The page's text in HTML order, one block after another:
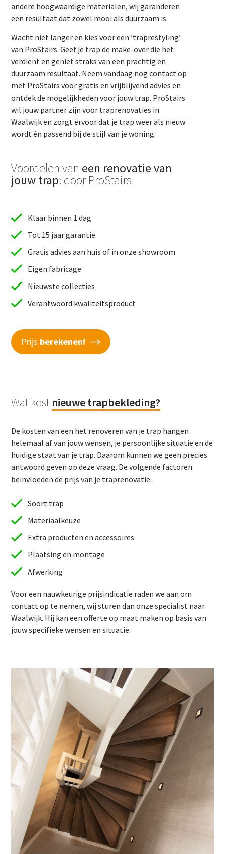
andere hoogwaardige materialen, wij garanderen
een resultaat dat zowel mooi als duurzaam is.
Wacht niet langer en kies voor een ’traprestyling’
van ProStairs. Geef je trap de make-over die het
verdient en geniet straks van een prachtig en
duurzaam resultaat. Neem vandaag nog contact op
met ProStairs voor gratis en vrijblijvend advies en
ontdek de mogelijkheden voor jouw trap. ProStairs
wil jouw partner zijn voor traprenovaties in
Waalwijk en zorgt ervoor dat je trap weer als nieuw
wordt én passend bij de stijl van je woning.
Voordelen van een renovatie van
jouw trap: door ProStairs
Klaar binnen 1 dag
Tot 15 jaar garantie
Gratis advies aan huis of in onze showroom
Eigen fabricage
Nieuwste collecties
Verantwoord kwaliteitsproduct
Prijs berekenen!
Wat kost nieuwe trapbekleding?
De kosten van een het renoveren van je trap hangen
helemaal af van jouw wensen, je persoonlijke situatie en de
huidige staat van je trap. Daarom kunnen we geen precies
antwoord geven op deze vraag. De volgende factoren
beïnvloeden de prijs van je traprenovatie:
Soort trap
Materiaalkeuze
Extra producten en accessoires
Plaatsing en montage
Afwerking
Voor een nauwkeurige prijsindicatie raden we aan om
contact op te nemen, wij sturen dan onze specialist naar
Waalwijk. Hij kan een offerte op maat maken op basis van
jouw specifieke wensen en situatie.